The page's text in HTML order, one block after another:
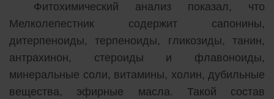
Фитохимический анализ показал, что
Мелколепестник содержит сапонины,
дитерпеноиды, терпеноиды, гликозиды, танин,
антрахинон, стероиды и флавоноиды,
минеральные соли, витамины, холин, дубильные
вещества, эфирные масла. Такой состав